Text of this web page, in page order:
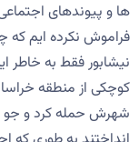
ها و پیوندهای
فراموش نکرده ایم که
نیشابور فقط به خاطر
کوچکی از منطقه
شهرش حمله کرد و جو